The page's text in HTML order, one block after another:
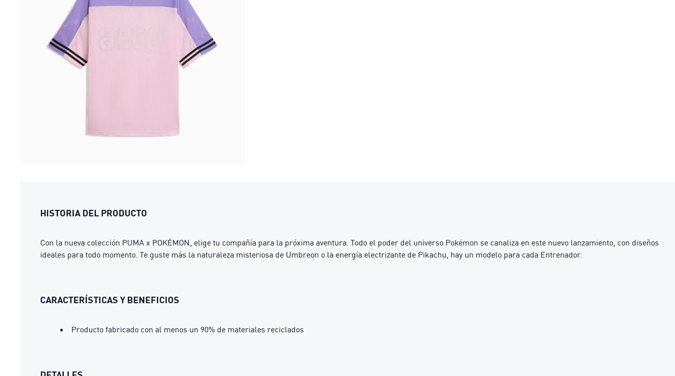
HISTORIA DEL PRODUCTO
Con la nueva colección PUMA x POKÉMON, elige tu compañía para la próxima aventura. Todo el poder del universo Pokémon se canaliza en este nuevo lanzamiento, con diseños
ideales para todo momento. Te guste más la naturaleza misteriosa de Umbreon o la energía electrizante de Pikachu, hay un modelo para cada Entrenador.
CARACTERÍSTICAS Y BENEFICIOS
Producto fabricado con al menos un 90% de materiales reciclados